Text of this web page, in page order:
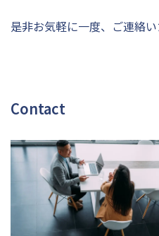
是非お気軽に一度、ご連絡い
Contact